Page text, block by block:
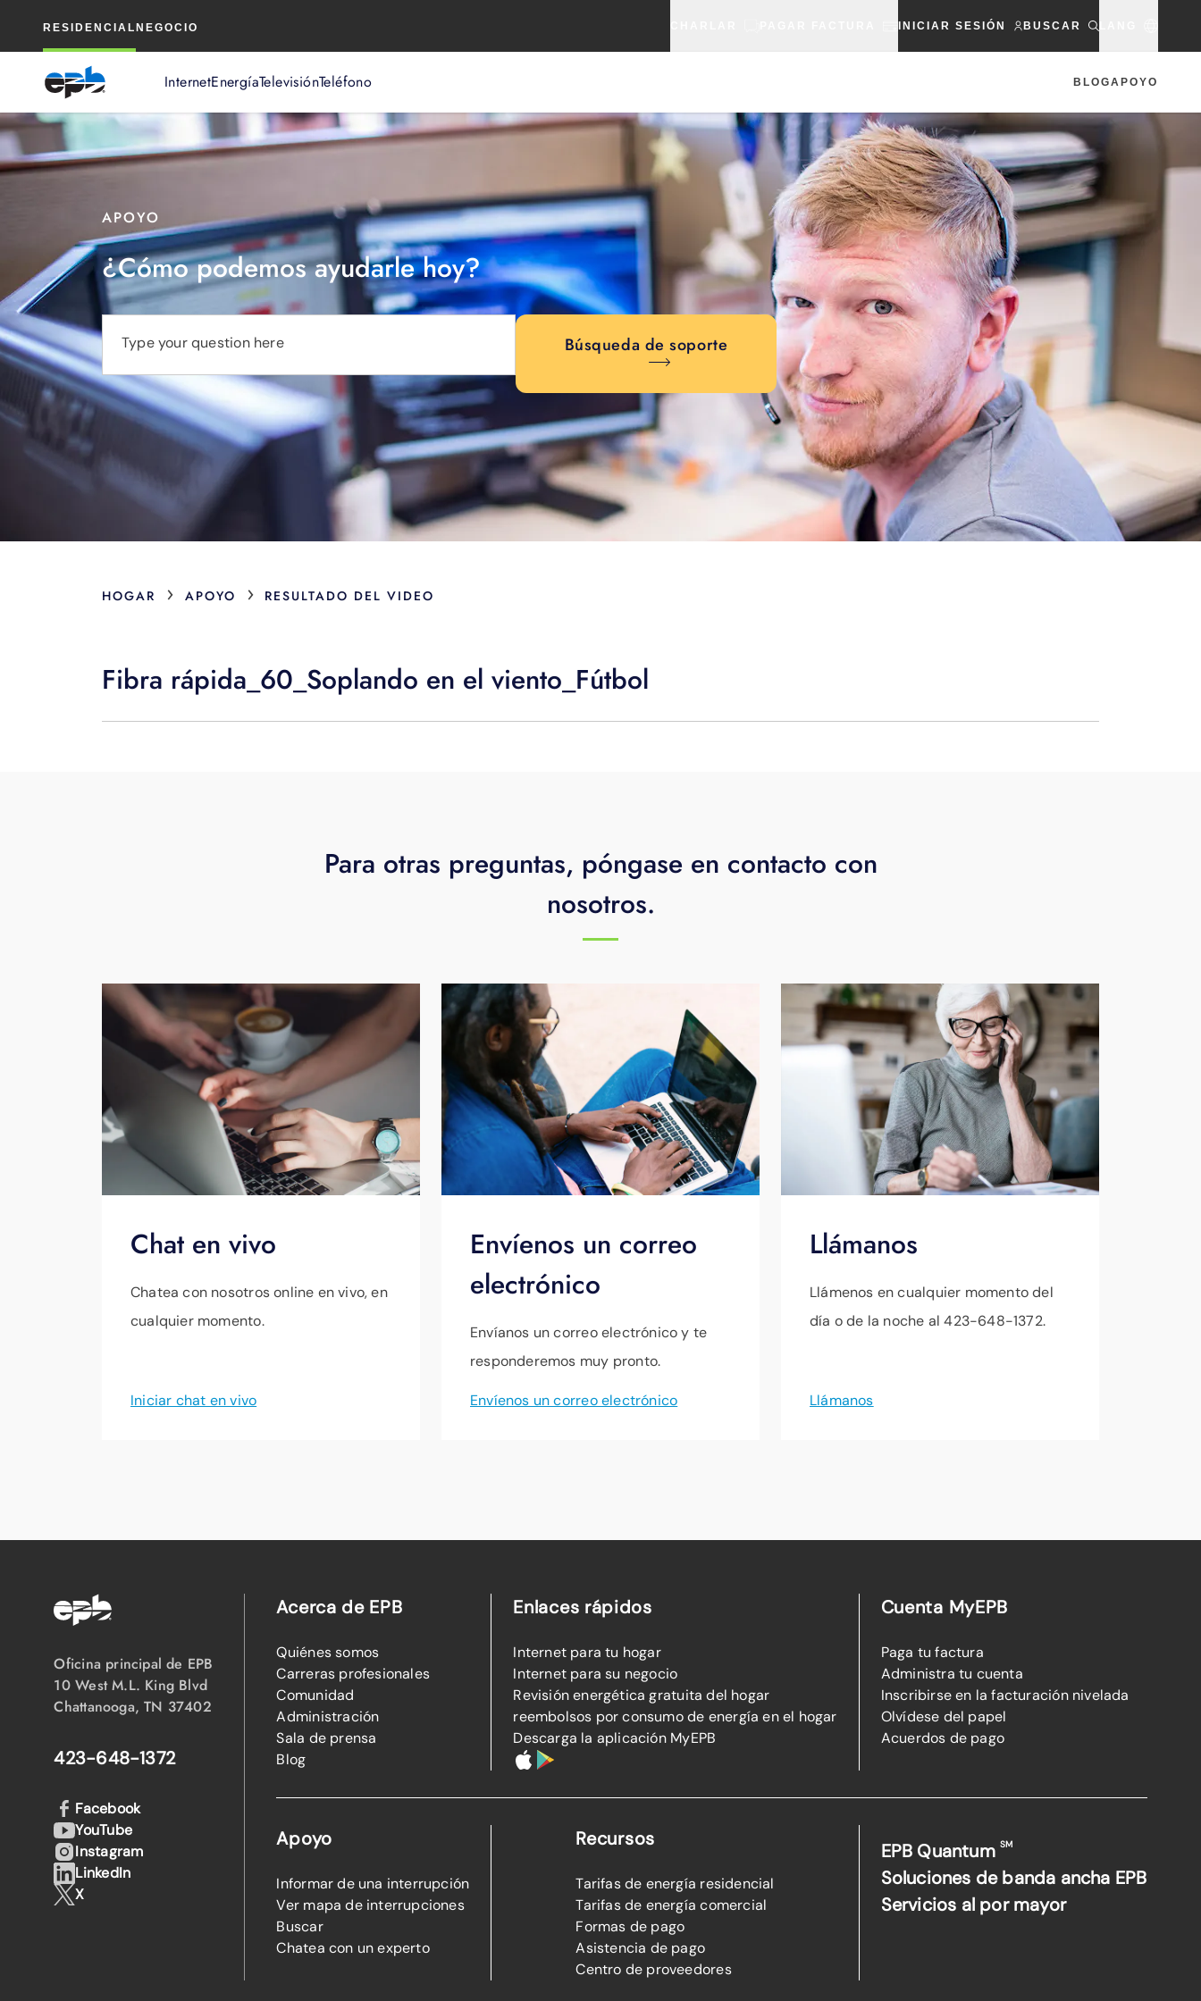
RESIDENCIAL NEGOCIO INICIAR SESIÓN BUSCAR
InternetEnergíaTelevisiónTeléfono BLOGAPOYO
principal
APOYO
¿Cómo podemos ayudarle hoy?
Type your question here Búsqueda de soporte
HOGAR › APOYO › RESULTADO DEL VIDEO
Fibra rápida_60_Soplando en el viento_Fútbol
Para otras preguntas, póngase en contacto con
nosotros.
Chat en vivo
Chatea con nosotros online en vivo, en
cualquier momento.
Iniciar chat en vivo
Envíenos un correo
electrónico
Envíanos un correo electrónico y te
responderemos muy pronto.
Envíenos un correo electrónico
Llámanos
Llámenos en cualquier momento del
día o de la noche al 423-648-1372.
Llámanos
Oficina principal de EPB
10 West M.L. King Blvd
Chattanooga, TN 37402
423-648-1372
Acerca de EPB
Quiénes somos
Carreras profesionales
Comunidad
Administración
Sala de prensa
Blog
Enlaces rápidos
Internet para tu hogar
Internet para su negocio
Revisión energética gratuita del hogar
reembolsos por consumo de energía en el hogar
Descarga la aplicación MyEPB
Cuenta MyEPB
Paga tu factura
Administra tu cuenta
Inscribirse en la facturación nivelada
Olvídese del papel
Acuerdos de pago
Apoyo
Informar de una interrupción
Ver mapa de interrupciones
Buscar
Chatea con un experto
Recursos
Tarifas de energía residencial
Tarifas de energía comercial
Formas de pago
Asistencia de pago
Centro de proveedores
EPB QuantumSM
Soluciones de banda ancha EPB
Servicios al por mayor
Facebook
YouTube
Instagram
LinkedIn
X